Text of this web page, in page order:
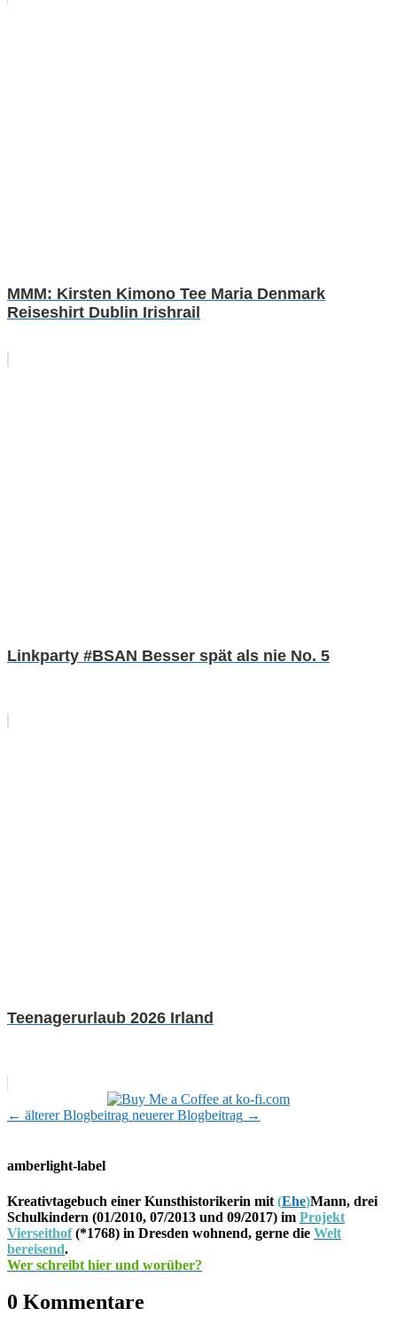
MMM: Kirsten Kimono Tee Maria Denmark
Reiseshirt Dublin Irishrail
Linkparty #BSAN Besser spät als nie No. 5
Teenagerurlaub 2026 Irland
← älterer Blogbeitrag neuerer Blogbeitrag →
amberlight-label
Kreativtagebuch einer Kunsthistorikerin mit (Ehe)Mann, drei
Schulkindern (01/2010, 07/2013 und 09/2017) im Projekt
Vierseithof(*1768) in Dresden wohnend, gerne die Welt
bereisend.
Wer schreibt hier und worüber?
0 Kommentare